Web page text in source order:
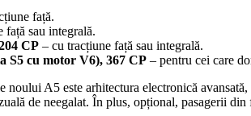
față.
față sau integrală.
CP – cu tracțiune față sau integrală.
S5 cu motor V6), 367 CP – pentru cei care
A5 este arhitectura electronică
de neegalat. În plus, opțional, pasagerii